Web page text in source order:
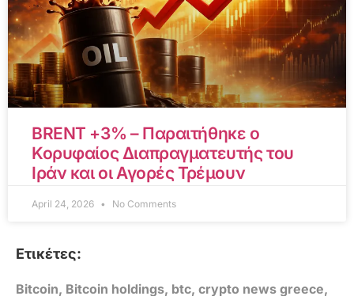
BRENT +3% – Παραιτήθηκε ο
Κορυφαίος Διαπραγματευτής του
Ιράν και οι Αγορές Τρέμουν
April 24, 2026 No Comments
Ετικέτες:
Bitcoin, Bitcoin holdings, btc, crypto news greece,